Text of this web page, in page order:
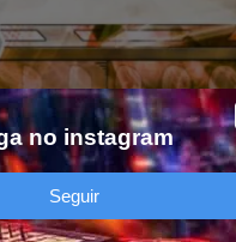
no instagram
Seguir